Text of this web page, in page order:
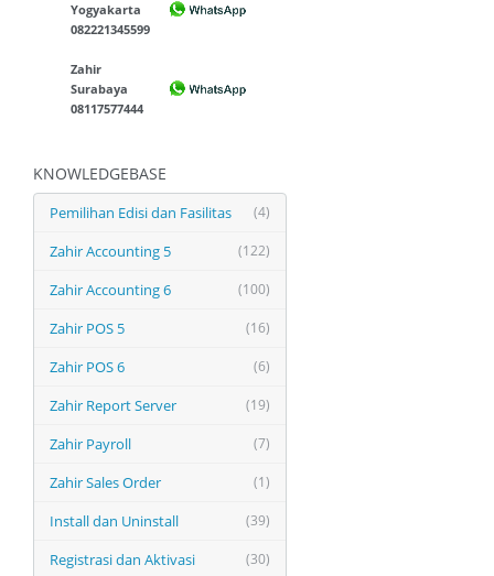
Yogyakarta
082221345599
Zahir
Surabaya
08117577444
KNOWLEDGEBASE
(4)
Pemilihan Edisi dan Fasilitas
(122)
Zahir Accounting 5
(100)
Zahir Accounting 6
(16)
Zahir POS 5
(6)
Zahir POS 6
(19)
Zahir Report Server
(7)
Zahir Payroll
(1)
Zahir Sales Order
(39)
Install dan Uninstall
(30)
Registrasi dan Aktivasi